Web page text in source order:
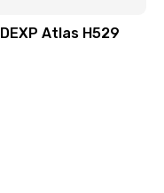
DEXP Atlas H529